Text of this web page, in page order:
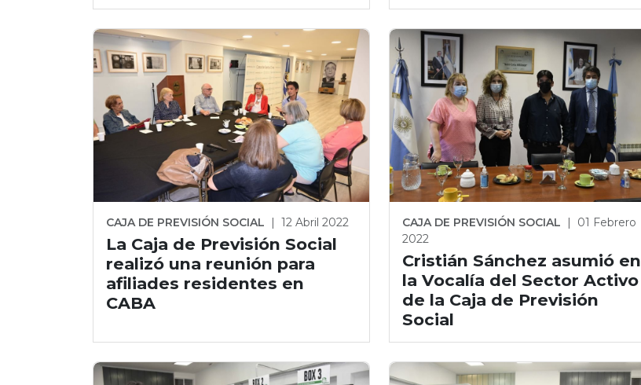
CAJA DE PREVISIÓN SOCIAL | 12 Abril 2022
La Caja de Previsión Social
realizó una reunión para
afiliades residentes en
CABA
CAJA DE PREVISIÓN SOCIAL |
01 Febrero
2022
Cristián Sánchez asumió en
la Vocalía del Sector Activo
de la Caja de Previsión
Social